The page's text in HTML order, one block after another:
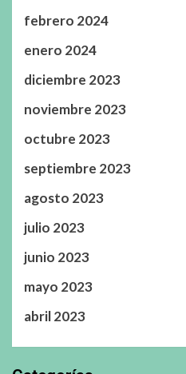
febrero 2024
enero 2024
diciembre 2023
noviembre 2023
octubre 2023
septiembre 2023
agosto 2023
julio 2023
junio 2023
mayo 2023
abril 2023